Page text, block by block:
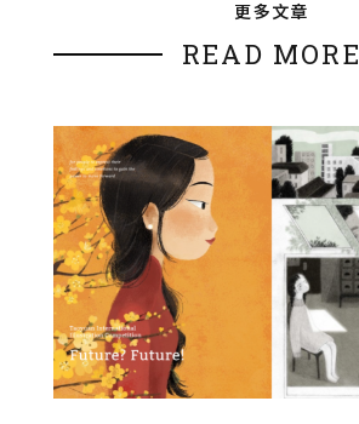
更多文章
READ MORE